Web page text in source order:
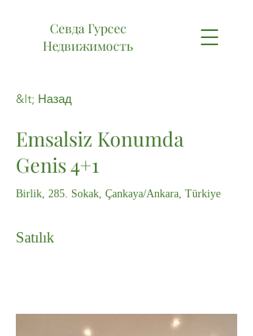
Севда Гурсес
Недвижимость
&lt; Назад
Emsalsiz Konumda
Genis 4+1
Birlik, 285. Sokak, Çankaya/Ankara, Türkiye
Satılık